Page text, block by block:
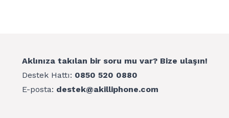
Aklınıza takılan bir soru mu var? Bize ulaşın!
Destek Hattı: 0850 520 0880
E-posta: destek@akilliphone.com